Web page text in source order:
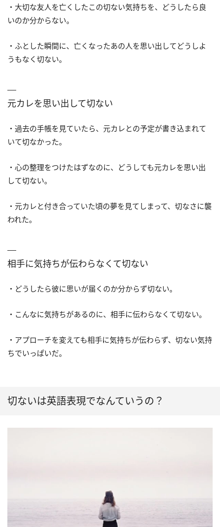
・大切な友人を亡くしたこの切ない気持ちを、どうしたら良
いのか分からない。
・ふとした瞬間に、亡くなったあの人を思い出してどうしよ
うもなく切ない。
元カレを思い出して切ない
・過去の手帳を見ていたら、元カレとの予定が書き込まれて
いて切なかった。
・心の整理をつけたはずなのに、どうしても元カレを思い出
して切ない。
・元カレと付き合っていた頃の夢を見てしまって、切なさに襲
われた。
相手に気持ちが伝わらなくて切ない
・どうしたら彼に思いが届くのか分からず切ない。
・こんなに気持ちがあるのに、相手に伝わらなくて切ない。
・アプローチを変えても相手に気持ちが伝わらず、切ない気持
ちでいっぱいだ。
切ないは英語表現でなんていうの？